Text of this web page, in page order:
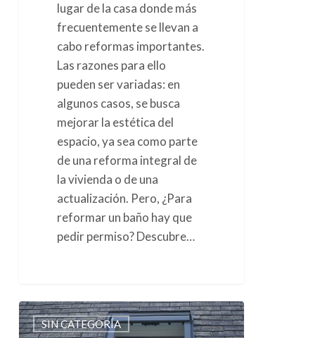
lugar de la casa donde más
frecuentemente se llevan a
cabo reformas importantes.
Las razones para ello
pueden ser variadas: en
algunos casos, se busca
mejorar la estética del
espacio, ya sea como parte
de una reforma integral de
la vivienda o de una
actualización. Pero, ¿Para
reformar un baño hay que
pedir permiso? Descubre…
¿Cómo
AbrirSIN CATEGORÍA